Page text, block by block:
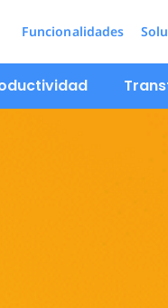
Funcionalidades